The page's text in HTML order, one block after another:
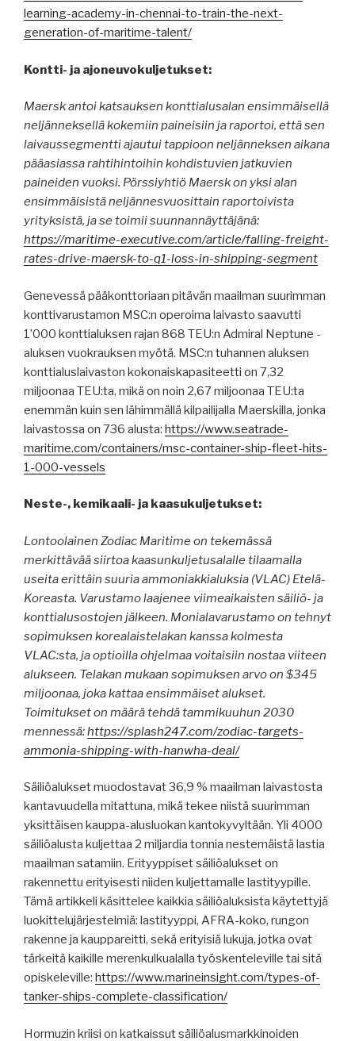
learning-academy-in-chennai-to-train-the-next-
generation-of-maritime-talent/
Kontti- ja ajoneuvokuljetukset:
Maersk antoi katsauksen konttialusalan ensimmäisellä
neljänneksellä kokemiin paineisiin ja raportoi, että sen
laivaussegmentti ajautui tappioon neljänneksen aikana
pääasiassa rahtihintoihin kohdistuvien jatkuvien
paineiden vuoksi. Pörssiyhtiö Maersk on yksi alan
ensimmäisistä neljännesvuosittain raportoivista
yrityksistä, ja se toimii suunnannäyttäjänä:
https://maritime-executive.com/article/falling-freight-
rates-drive-maersk-to-q1-loss-in-shipping-segment
Genevessä pääkonttoriaan pitävän maailman suurimman
konttivarustamon MSC:n operoima laivasto saavutti
1’000 konttialuksen rajan 868 TEU:n Admiral Neptune -
aluksen vuokrauksen myötä. MSC:n tuhannen aluksen
konttialuslaivaston kokonaiskapasiteetti on 7,32
miljoonaa TEU:ta, mikä on noin 2,67 miljoonaa TEU:ta
enemmän kuin sen lähimmällä kilpailijalla Maerskilla, jonka
laivastossa on 736 alusta: https://www.seatrade-
maritime.com/containers/msc-container-ship-fleet-hits-
1-000-vessels
Neste-, kemikaali- ja kaasukuljetukset:
Lontoolainen Zodiac Maritime on tekemässä
merkittävää siirtoa kaasunkuljetusalalle tilaamalla
useita erittäin suuria ammoniakkialuksia (VLAC) Etelä-
Koreasta. Varustamo laajenee viimeaikaisten säiliö- ja
konttialusostojen jälkeen. Monialavarustamo on tehnyt
sopimuksen korealaistelakan kanssa kolmesta
VLAC:sta, ja optioilla ohjelmaa voitaisiin nostaa viiteen
alukseen. Telakan mukaan sopimuksen arvo on $345
miljoonaa, joka kattaa ensimmäiset alukset.
Toimitukset on määrä tehdä tammikuuhun 2030
mennessä:https://splash247.com/zodiac-targets-
ammonia-shipping-with-hanwha-deal/
Säiliöalukset muodostavat 36,9 % maailman laivastosta
kantavuudella mitattuna, mikä tekee niistä suurimman
yksittäisen kauppa-alusluokan kantokyvyltään. Yli 4000
säiliöalusta kuljettaa 2 miljardia tonnia nestemäistä lastia
maailman satamiin. Erityyppiset säiliöalukset on
rakennettu erityisesti niiden kuljettamalle lastityypille.
Tämä artikkeli käsittelee kaikkia säiliöaluksista käytettyjä
luokittelujärjestelmiä: lastityyppi, AFRA-koko, rungon
rakenne ja kauppareitti, sekä erityisiä lukuja, jotka ovat
tärkeitä kaikille merenkulkualalla työskenteleville tai sitä
opiskeleville: https://www.marineinsight.com/types-of-
tanker-ships-complete-classification/
Hormuzin kriisi on katkaissut säiliöalusmarkkinoiden